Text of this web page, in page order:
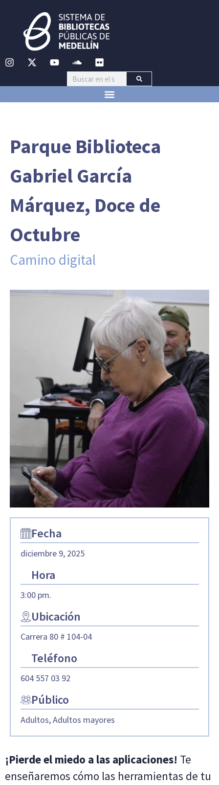
Parque Biblioteca
Gabriel García
Márquez, Doce de
Octubre
Camino digital
Fecha
diciembre 9, 2025
Hora
3:00 pm.
Ubicación
Carrera 80 # 104-04
Teléfono
604 557 03 92
Público
Adultos, Adultos mayores
¡Pierde el miedo a las aplicaciones! Te
enseñaremos cómo las herramientas de tu